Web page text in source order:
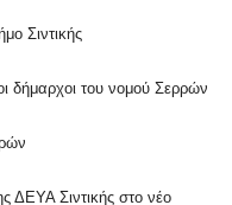
Σιντικής
δήμαρχοι του νομού Σερρών
ΔΕΥΑ Σιντικής στο νέο